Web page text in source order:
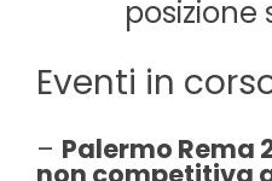
posizione
Eventi in
– Palermo Rema